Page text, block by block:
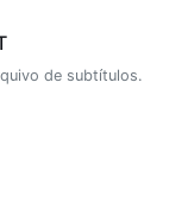
de subtítulos.